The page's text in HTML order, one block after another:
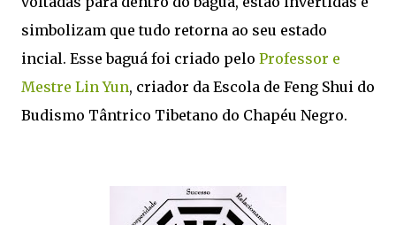
simbolizam que tudo retorna ao seu estado
incial. Esse baguá foi criado pelo Professor e
Mestre Lin Yun, criador da Escola de Feng Shui do
Budismo Tântrico Tibetano do Chapéu Negro.